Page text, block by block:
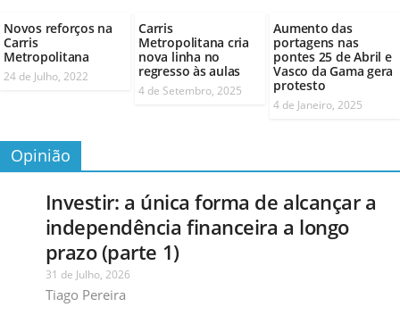
Novos reforços na
Carris
Metropolitana
24 de Julho, 2022
Carris
Metropolitana cria
nova linha no
regresso às aulas
4 de Setembro, 2025
Aumento das
portagens nas
pontes 25 de Abril e
Vasco da Gama gera
protesto
4 de Janeiro, 2025
Opinião
Investir: a única forma de alcançar a
independência financeira a longo
prazo (parte 1)
31 de Julho, 2026
Tiago Pereira